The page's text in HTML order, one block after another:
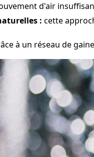
d'air
: cette
à un réseau de